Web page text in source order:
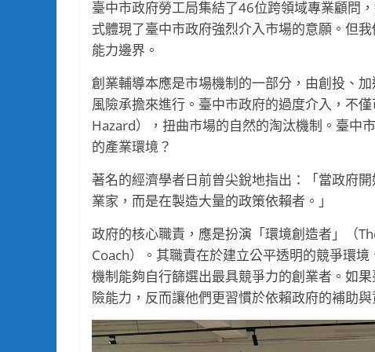
臺中市政府勞工局集結了46位跨領域專業顧問
式體現了臺中市政府強烈介入市場的意願。但
能力邊界。
創業輔導本應是市場機制的一部分，由創投、
風險承擔來進行。臺中市政府的過度介入，不
Hazard），扭曲市場的自然的淘汰機制。臺中
的產業環境？
著名的經濟學者日前曾尖銳地指出：「當政府
業家，而是在製造大量的政策依賴者。」
政府的核心職責，應是扮演「環境創造者」（
Coach）。其職責在於建立公平透明的競爭環
機制能夠自行篩選出最具競爭力的創業者。如
險能力，反而讓他們更習慣於依賴政府的補助